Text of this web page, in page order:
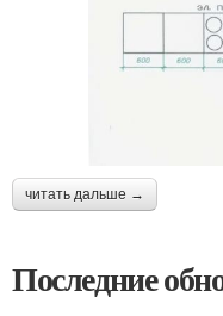
читать дальше →
Последние